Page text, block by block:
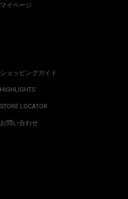
マイページ
ショッピングガイド
HIGHLIGHTS
STORE LOCATOR
お問い合わせ